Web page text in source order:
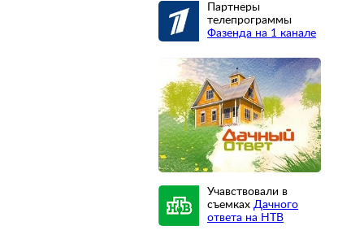
Партнеры
телепрограммы
Фазенда на 1 канале
Учавствовали в
съемках Дачного
ответа на НТВ